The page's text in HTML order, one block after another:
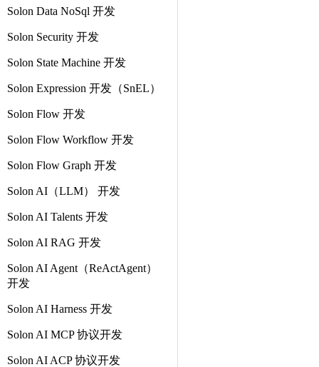
Solon Data NoSql 开发
Solon Security 开发
Solon State Machine 开发
Solon Expression 开发（SnEL）
Solon Flow 开发
Solon Flow Workflow 开发
Solon Flow Graph 开发
Solon AI（LLM） 开发
Solon AI Talents 开发
Solon AI RAG 开发
Solon AI Agent（ReActAgent）
开发
Solon AI Harness 开发
Solon AI MCP 协议开发
Solon AI ACP 协议开发